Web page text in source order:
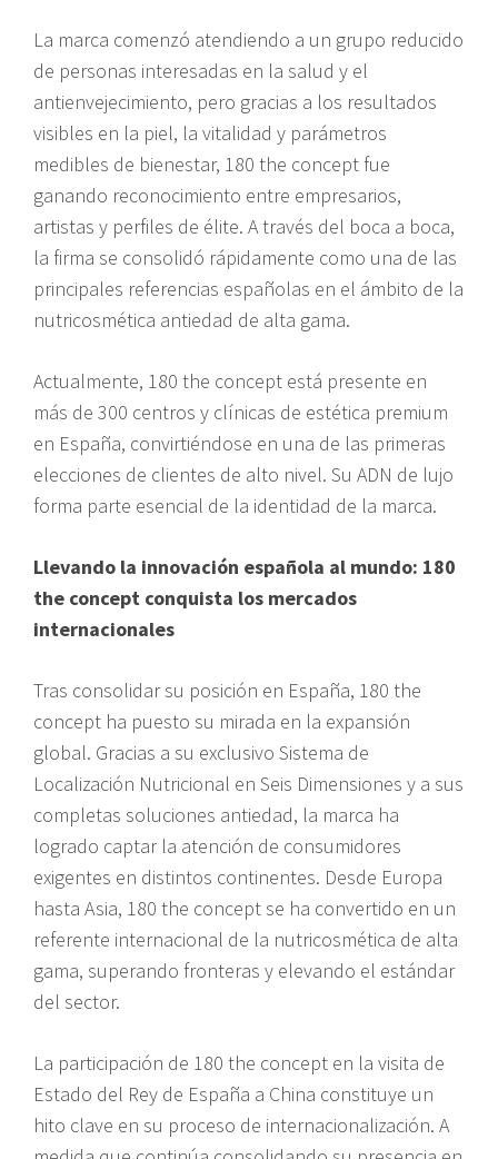
La marca comenzó atendiendo a un grupo reducido
de personas interesadas en la salud y el
antienvejecimiento, pero gracias a los resultados
visibles en la piel, la vitalidad y parámetros
medibles de bienestar, 180 the concept fue
ganando reconocimiento entre empresarios,
artistas y perfiles de élite. A través del boca a boca,
la firma se consolidó rápidamente como una de las
principales referencias españolas en el ámbito de la
nutricosmética antiedad de alta gama.
Actualmente, 180 the concept está presente en
más de 300 centros y clínicas de estética premium
en España, convirtiéndose en una de las primeras
elecciones de clientes de alto nivel. Su ADN de lujo
forma parte esencial de la identidad de la marca.
Llevando la innovación española al mundo: 180
the concept conquista los mercados
internacionales
Tras consolidar su posición en España, 180 the
concept ha puesto su mirada en la expansión
global. Gracias a su exclusivo Sistema de
Localización Nutricional en Seis Dimensiones y a sus
completas soluciones antiedad, la marca ha
logrado captar la atención de consumidores
exigentes en distintos continentes. Desde Europa
hasta Asia, 180 the concept se ha convertido en un
referente internacional de la nutricosmética de alta
gama, superando fronteras y elevando el estándar
del sector.
La participación de 180 the concept en la visita de
Estado del Rey de España a China constituye un
hito clave en su proceso de internacionalización. A